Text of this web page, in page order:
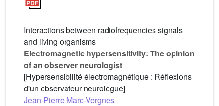
Interactions between radiofrequencies signals
and living organisms
Electromagnetic hypersensitivity: The opinion
of an observer neurologist
[Hypersensibilité électromagnétique : Réflexions
d'un observateur neurologue]
Jean-Pierre Marc-Vergnes